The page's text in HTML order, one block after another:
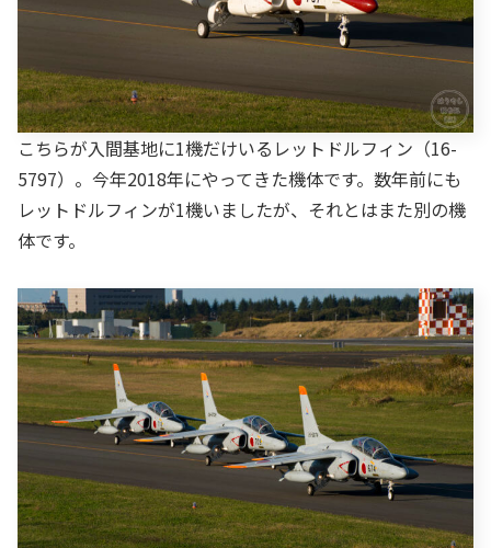
こちらが入間基地に1機だけいるレットドルフィン（16-
5797）。今年2018年にやってきた機体です。数年前にも
レットドルフィンが1機いましたが、それとはまた別の機
体です。